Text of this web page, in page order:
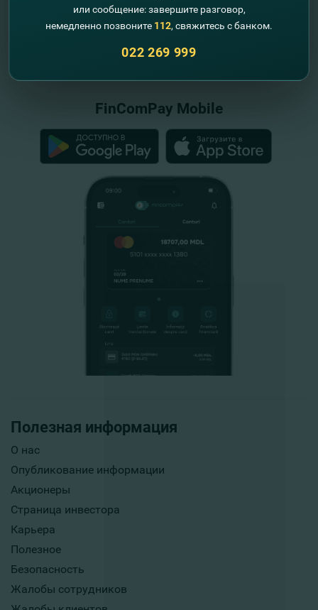
Полезная информация
О нас
Опубликование информации
Акционеры
Страница инвестора
Карьера
Полезное
Безопасность
Жалобы сотрудников
"FinComBank" S.A. является членом
Схемы гарантирования депозитов
FinComPay Mobile
или сообщение: завершите разговор,
немедленно позвоните 112, свяжитесь с банком.
022 269 999